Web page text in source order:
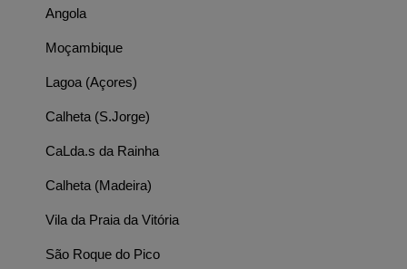
Angola
Moçambique
Lagoa (Açores)
Calheta (S.Jorge)
CaLda.s da Rainha
Calheta (Madeira)
Vila da Praia da Vitória
São Roque do Pico